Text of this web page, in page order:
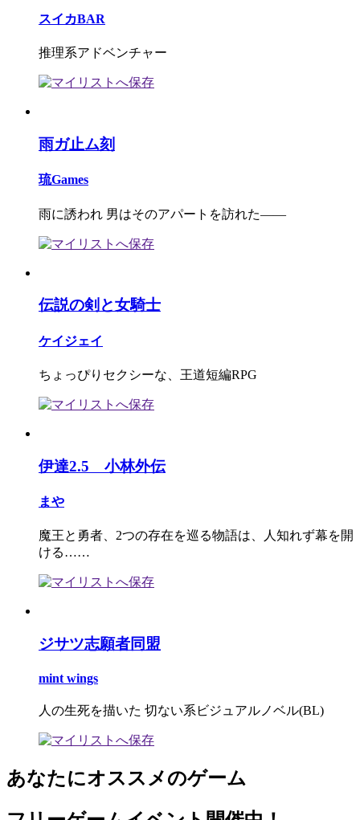
スイカBAR
推理系アドベンチャー
雨ガ止ム刻
琉Games
雨に誘われ 男はそのアパートを訪れた――
伝説の剣と女騎士
ケイジェイ
ちょっぴりセクシーな、王道短編RPG
伊達2.5 小林外伝
まや
魔王と勇者、2つの存在を巡る物語は、人知れず幕を開
ける……
ジサツ志願者同盟
mint wings
人の生死を描いた 切ない系ビジュアルノベル(BL)
あなたにオススメのゲーム